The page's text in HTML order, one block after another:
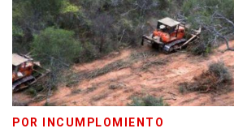
POR INCUMPLOMIENTO